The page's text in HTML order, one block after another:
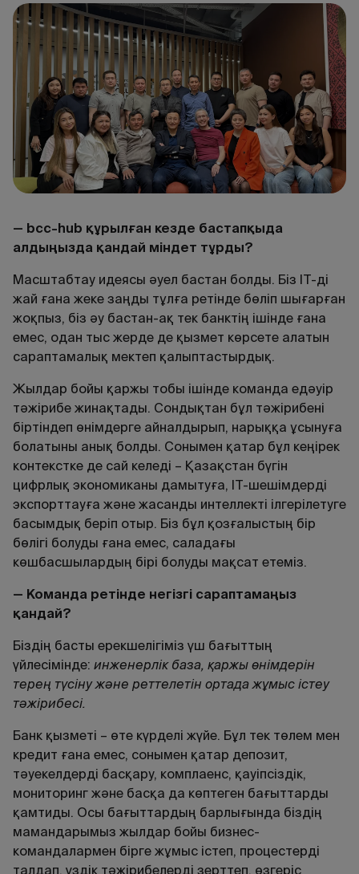
— bcc-hub құрылған кезде бастапқыда
алдыңызда қандай міндет тұрды?
Масштабтау идеясы әуел бастан болды. Біз IT-ді
жай ғана жеке заңды тұлға ретінде бөліп шығарған
жоқпыз, біз әу бастан-ақ тек банктің ішінде ғана
емес, одан тыс жерде де қызмет көрсете алатын
сараптамалық мектеп қалыптастырдық.
Жылдар бойы қаржы тобы ішінде команда едәуір
тәжірибе жинақтады. Сондықтан бұл тәжірибені
біртіндеп өнімдерге айналдырып, нарыққа ұсынуға
болатыны анық болды. Сонымен қатар бұл кеңірек
контекстке де сай келеді – Қазақстан бүгін
цифрлық экономиканы дамытуға, IT-шешімдерді
экспорттауға және жасанды интеллекті ілгерілетуге
басымдық беріп отыр. Біз бұл қозғалыстың бір
бөлігі болуды ғана емес, саладағы
көшбасшылардың бірі болуды мақсат етеміз.
— Команда ретінде негізгі сараптамаңыз
қандай?
Біздің басты ерекшелігіміз үш бағыттың
үйлесімінде: инженерлік база, қаржы өнімдерін
терең түсіну және реттелетін ортада жұмыс істеу
тәжірибесі.
Банк қызметі – өте күрделі жүйе. Бұл тек төлем мен
кредит ғана емес, сонымен қатар депозит,
тәуекелдерді басқару, комплаенс, қауіпсіздік,
мониторинг және басқа да көптеген бағыттарды
қамтиды. Осы бағыттардың барлығында біздің
мамандарымыз жылдар бойы бизнес-
командалармен бірге жұмыс істеп, процестерді
талдап, үздік тәжірибелерді зерттеп, өзгеріс